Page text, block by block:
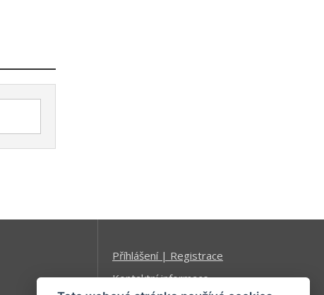
Příhlášení | Registrace
Kontaktní informace